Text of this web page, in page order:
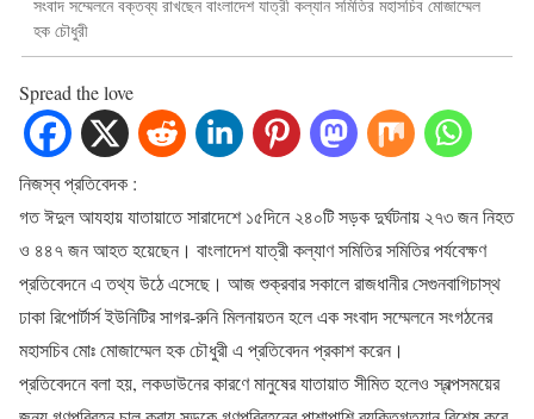
সংবাদ সম্মেলনে বক্তব্য রাখছেন বাংলাদেশ যাত্রী কল্যান সমিতির মহাসচিব মোজাম্মেল
হক চৌধুরী
Spread the love
নিজস্ব প্রতিবেদক :
গত ঈদুল আযহায় যাতায়াতে সারাদেশে ১৫দিনে ২৪০টি সড়ক দুর্ঘটনায় ২৭৩ জন নিহত
ও ৪৪৭ জন আহত হয়েছেন। বাংলাদেশ যাত্রী কল্যাণ সমিতির সমিতির পর্যবেক্ষণ
প্রতিবেদনে এ তথ্য উঠে এসেছে। আজ শুক্রবার সকালে রাজধানীর সেগুনবাগিচাস্থ
ঢাকা রিপোর্টার্স ইউনিটির সাগর-রুনি মিলনায়তন হলে এক সংবাদ সম্মেলনে সংগঠনের
মহাসচিব মোঃ মোজাম্মেল হক চৌধুরী এ প্রতিবেদন প্রকাশ করেন।
প্রতিবেদনে বলা হয়, লকডাউনের কারণে মানুষের যাতায়াত সীমিত হলেও স্বল্পসময়ের